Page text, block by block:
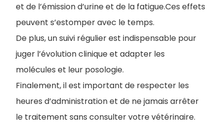
et de l’émission d’urine et de la fatigue.Ces effets
peuvent s’estomper avec le temps.
De plus, un suivi régulier est indispensable pour
juger l’évolution clinique et adapter les
molécules et leur posologie.
Finalement, il est important de respecter les
heures d’administration et de ne jamais arrêter
le traitement sans consulter votre vétérinaire.